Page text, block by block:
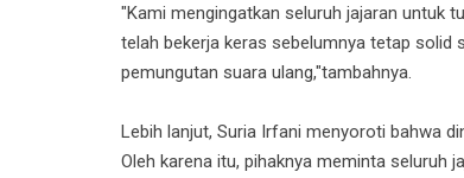
"Kami mengingatkan seluruh jajaran untuk
telah bekerja keras sebelumnya tetap solid
pemungutan suara ulang,"tambahnya.
Lebih lanjut, Suria Irfani menyoroti bahwa
Oleh karena itu, pihaknya meminta seluruh